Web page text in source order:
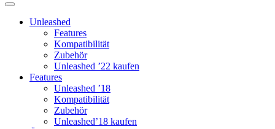
Unleashed
Features
Kompatibilität
Zubehör
Unleashed ’22 kaufen
Features
Unleashed ’18
Kompatibilität
Zubehör
Unleashed’18 kaufen